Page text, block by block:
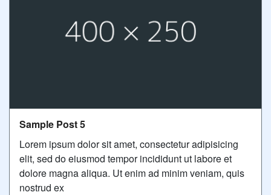
Sample Post 5
Lorem ipsum dolor sit amet, consectetur adipisicing
elit, sed do eiusmod tempor incididunt ut labore et
dolore magna aliqua. Ut enim ad minim veniam, quis
nostrud ex